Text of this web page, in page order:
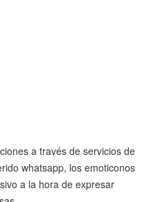
a través de servicios de
whatsapp, los emoticonos
a la hora de expresar